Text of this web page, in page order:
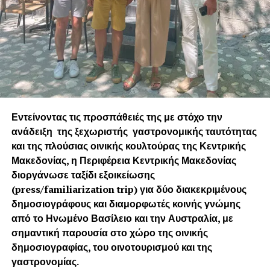
κορυφαία επιλογή στα αυτοκίνητα πόλης. Μπορείτε να το
δείτε από κοντά και να το οδηγήσετε στις εκθέσεις της
μάρκας σε ολόκληρη τη χώρα, προκειμένου να σας
εντυπωσιάσει με τις ικανότητές του.
Εντείνοντας τις προσπάθειές της με στόχο την
ανάδειξη της ξεχωριστής γαστρονομικής ταυτότητας
και της πλούσιας οινικής κουλτούρας της Κεντρικής
Μακεδονίας, η Περιφέρεια Κεντρικής Μακεδονίας
διοργάνωσε ταξίδι εξοικείωσης
(press/familiarizationtrip) για δύο διακεκριμένους
δημοσιογράφους και διαμορφωτές κοινής γνώμης
από το Ηνωμένο Βασίλειο και την Αυστραλία, με
σημαντική παρουσία στο χώρο της οινικής
δημοσιογραφίας, του οινοτουρισμού και της
γαστρονομίας.